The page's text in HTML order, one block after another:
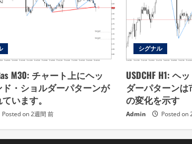
M30: チャート上にヘッ
ド・ショルダーパターンが
います。
Posted on 2週間 前
シグナル
USDCHF H1: ヘ
ダーパターンは
の変化を示す
Admin Posted on